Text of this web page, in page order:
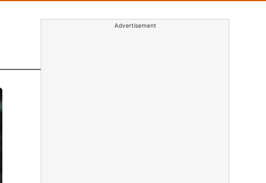
Advertisement